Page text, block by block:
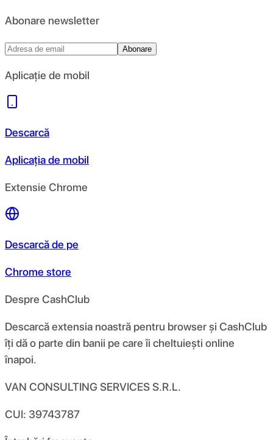
Abonare newsletter
Abonare
Aplicație de mobil
Descarcă
Aplicația de mobil
Extensie Chrome
Descarcă de pe
Chrome store
Despre CashClub
Descarcă extensia noastră pentru browser și CashClub
îți dă o parte din banii pe care îi cheltuiești online
înapoi.
VAN CONSULTING SERVICES S.R.L.
CUI: 39743787